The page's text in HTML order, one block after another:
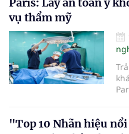
với
vụ thẩm mỹ
"Top 10 Nhãn hiệu